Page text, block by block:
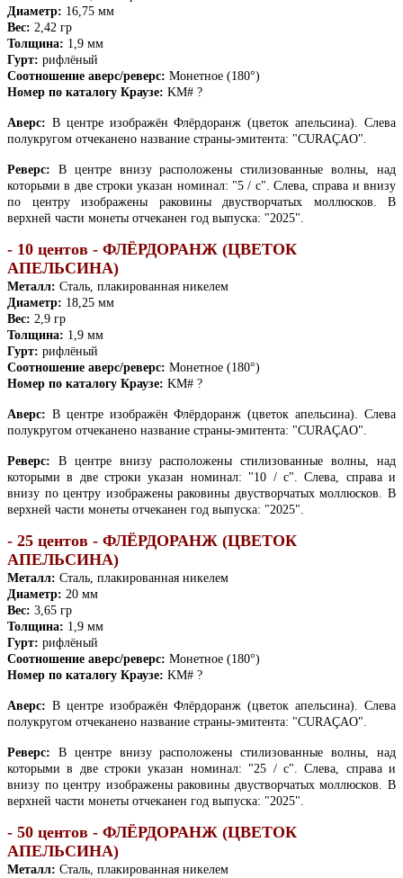
Диаметр: 16,75 мм
Вес: 2,42 гр
Толщина: 1,9 мм
Гурт: рифлёный
Соотношение аверс/реверс: Монетное (180°)
Номер по каталогу Краузе: KM# ?
Аверс: В центре изображён Флёрдоранж (цветок апельсина). Слева
полукругом отчеканено название страны-эмитента: "CURAÇAO".
Реверс: В центре внизу расположены стилизованные волны, над
которыми в две строки указан номинал: "5 / c". Слева, справа и внизу
по центру изображены раковины двустворчатых моллюсков. В
верхней части монеты отчеканен год выпуска: "2025".
- 10 центов - ФЛЁРДОРАНЖ (ЦВЕТОК
АПЕЛЬСИНА)
Металл: Сталь, плакированная никелем
Диаметр: 18,25 мм
Вес: 2,9 гр
Толщина: 1,9 мм
Гурт: рифлёный
Соотношение аверс/реверс: Монетное (180°)
Номер по каталогу Краузе: KM# ?
Аверс: В центре изображён Флёрдоранж (цветок апельсина). Слева
полукругом отчеканено название страны-эмитента: "CURAÇAO".
Реверс: В центре внизу расположены стилизованные волны, над
которыми в две строки указан номинал: "10 / c". Слева, справа и
внизу по центру изображены раковины двустворчатых моллюсков. В
верхней части монеты отчеканен год выпуска: "2025".
- 25 центов - ФЛЁРДОРАНЖ (ЦВЕТОК
АПЕЛЬСИНА)
Металл: Сталь, плакированная никелем
Диаметр: 20 мм
Вес: 3,65 гр
Толщина: 1,9 мм
Гурт: рифлёный
Соотношение аверс/реверс: Монетное (180°)
Номер по каталогу Краузе: KM# ?
Аверс: В центре изображён Флёрдоранж (цветок апельсина). Слева
полукругом отчеканено название страны-эмитента: "CURAÇAO".
Реверс: В центре внизу расположены стилизованные волны, над
которыми в две строки указан номинал: "25 / c". Слева, справа и
внизу по центру изображены раковины двустворчатых моллюсков. В
верхней части монеты отчеканен год выпуска: "2025".
- 50 центов - ФЛЁРДОРАНЖ (ЦВЕТОК
АПЕЛЬСИНА)
Металл: Сталь, плакированная никелем